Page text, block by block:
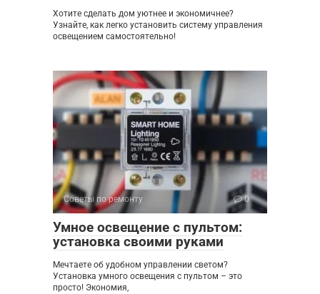
Хотите сделать дом уютнее и экономичнее?
Узнайте, как легко установить систему управления
освещением самостоятельно!
Советы по ремонту 0
Умное освещение с пультом:
установка своими руками
Мечтаете об удобном управлении светом?
Установка умного освещения с пультом – это
просто! Экономия,